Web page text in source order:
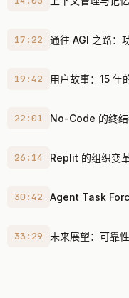
17:22 通往 AGI 之路：
19:42 用户故事：15 年
22:01 No-Code 的终
26:14 Replit 的组织变
30:42 Agent Task
33:29 未来展望：可靠